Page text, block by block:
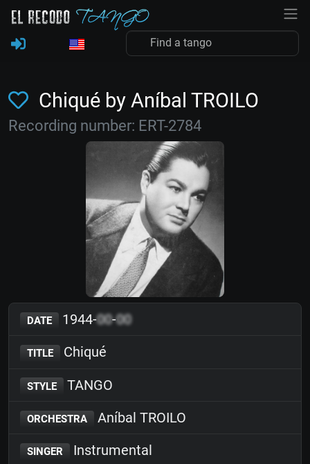
Chiqué by Aníbal TROILO
Recording number: ERT-2784
DATE 1944-00-00
TITLE Chiqué
STYLE TANGO
ORCHESTRA Aníbal TROILO
SINGER Instrumental